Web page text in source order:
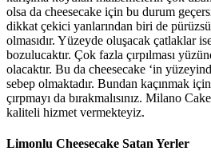
olsa da cheesecake için bu durum
dikkat çekici yanlarından biri de
olmasıdır. Yüzeyde oluşacak çatlaklar
bozulucaktır. Çok fazla çırpılması
olacaktır. Bu da cheesecake ‘in
sebep olmaktadır. Bundan kaçınmak
çırpmayı da bırakmalısınız. Milano
kaliteli hizmet vermekteyiz.
Limonlu Cheesecake Satan Yerler